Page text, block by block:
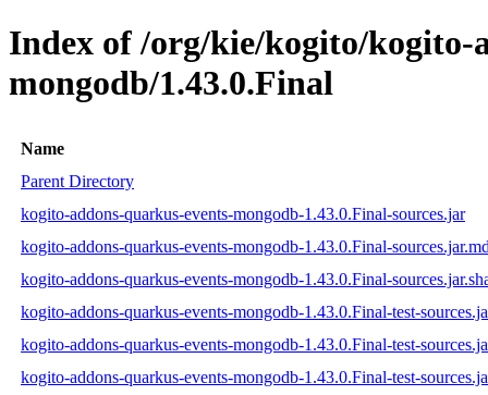
Index of /org/kie/kogito/kogito-
mongodb/1.43.0.Final
Name
Parent Directory
kogito-addons-quarkus-events-mongodb-1.43.0.Final-sources.jar
kogito-addons-quarkus-events-mongodb-1.43.0.Final-
kogito-addons-quarkus-events-mongodb-1.43.0.Final-
kogito-addons-quarkus-events-mongodb-1.43.0.Final-test-
kogito-addons-quarkus-events-mongodb-1.43.0.Final-test-
kogito-addons-quarkus-events-mongodb-1.43.0.Final-test-